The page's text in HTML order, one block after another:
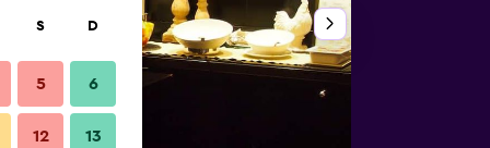
S D
5 6
12 13